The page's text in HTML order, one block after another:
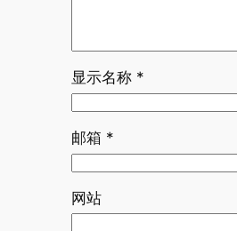
显示名称 *
邮箱 *
网站